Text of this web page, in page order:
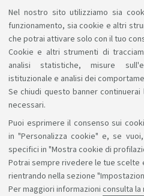
Nel nostro sito utilizziamo sia
funzionamento, sia cookie e altri
che potrai attivare solo con il tuo
Cookie e altri strumenti di
analisi statistiche, misure
istituzionale e analisi dei
Se chiudi questo banner
necessari.
Puoi esprimere il consenso sui
in "Personalizza cookie" e, se
specifici in "Mostra cookie di
Potrai sempre rivedere le tue scelte
rientrando nella sezione
Per maggiori informazioni consulta
Ho letto l'informativa
trattamento dei miei dati
Sosteniamo il diritto
Seguici